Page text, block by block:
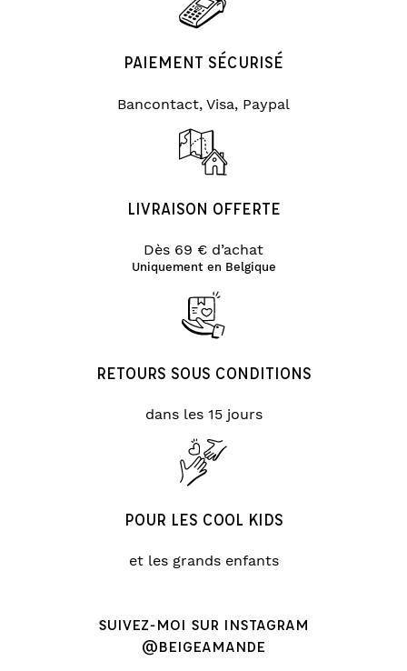
PAIEMENT SÉCURISÉ
Bancontact, Visa, Paypal
LIVRAISON OFFERTE
Dès 69 € d’achat
Uniquement en Belgique
RETOURS SOUS CONDITIONS
dans les 15 jours
POUR LES COOL KIDS
et les grands enfants
SUIVEZ-MOI SUR INSTAGRAM
@BEIGEAMANDE